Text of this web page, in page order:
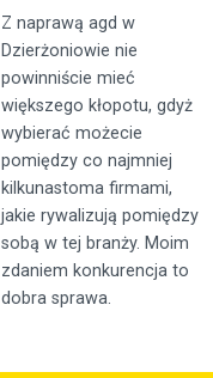
Z naprawą agd w
Dzierżoniowie nie
powinniście mieć
większego kłopotu, gdyż
wybierać możecie
pomiędzy co najmniej
kilkunastoma firmami,
jakie rywalizują pomiędzy
sobą w tej branży. Moim
zdaniem konkurencja to
dobra sprawa.